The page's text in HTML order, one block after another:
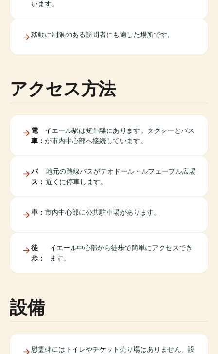
います。
移動に制限のある訪問者にも適した場所です。
アクセス方法
電
車：
イエール駅は短距離にあります。タクシーとバス
が市内中心部へ接続しています。
バ
ス：
地元の路線バスがテオドール・ルフェーブル広場
近くに停車します。
車： 市内中心部に公共駐車場があります。
徒
歩：
イエール中心部から徒歩で簡単にアクセスでき
ます。
設備
慰霊碑にはトイレやチケット売り場はありません。設